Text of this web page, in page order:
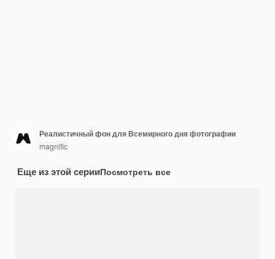
Реалистичный фон для Всемирного дня фотографии
magnific
Еще из этой серииПосмотреть все